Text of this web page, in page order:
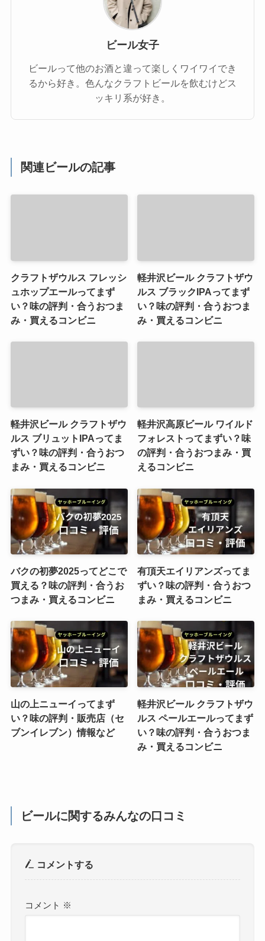
ビール女子
ビールって他のお酒と違って楽しくワイワイでき
るから好き。色んなクラフトビールを飲むけどス
ッキリ系が好き。
関連ビールの記事
クラフトザウルス フレッシ
ュホップエールってまず
い？味の評判・合うおつま
み・買えるコンビニ
軽井沢ビール クラフトザウ
ルス ブラックIPAってまず
い？味の評判・合うおつま
み・買えるコンビニ
軽井沢ビール クラフトザウ
ルス ブリュットIPAってま
ずい？味の評判・合うおつ
まみ・買えるコンビニ
軽井沢高原ビール ワイルド
フォレストってまずい？味
の評判・合うおつまみ・買
えるコンビニ
バクの初夢2025ってどこで
買える？味の評判・合うお
つまみ・買えるコンビニ
有頂天エイリアンズってま
ずい？味の評判・合うおつ
まみ・買えるコンビニ
山の上ニューイってまず
い？味の評判・販売店（セ
ブンイレブン）情報など
軽井沢ビール クラフトザウ
ルス ペールエールってまず
い？味の評判・合うおつま
み・買えるコンビニ
ビールに関するみんなの口コミ
コメントする
コメント ※